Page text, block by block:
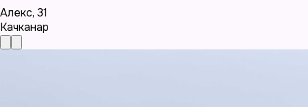
Алекс, 31
Качканар